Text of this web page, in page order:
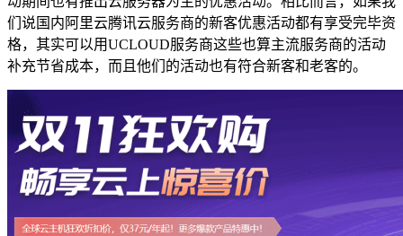
们说国内阿里云腾讯云服务商的新客优惠活动都有享受完毕资
格，其实可以用UCLOUD服务商这些也算主流服务商的活动
补充节省成本，而且他们的活动也有符合新客和老客的。